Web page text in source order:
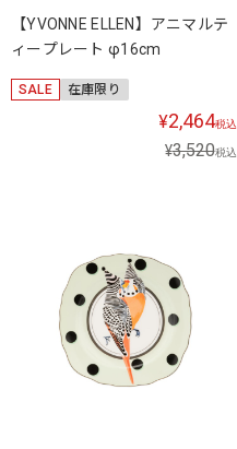
【YVONNE ELLEN】アニマルテ
ィープレート φ16cm
SALE 在庫限り
¥2,464税込
¥3,520税込